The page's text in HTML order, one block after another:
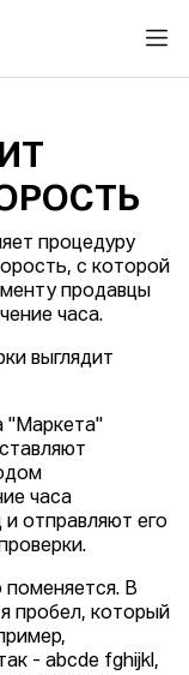
процедуру
с которой
продавцы
часа.
выглядит
"Маркета"
часа
отправляют его
поменяется. В
пробел, который
- abcde fghijkl,